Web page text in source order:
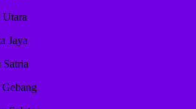
Utara
Jaya
Satria
Gebang